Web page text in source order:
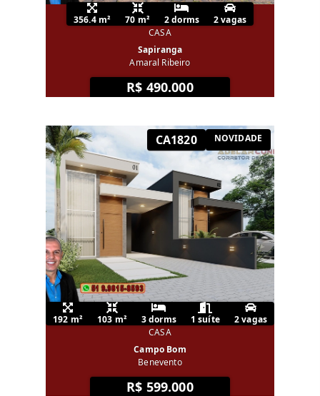
356.4 m² 70 m² 2 dorms
2 vagas
CASA
Sapiranga
Amaral Ribeiro
R$ 490.000
CA1820 NOVIDADE
192 m² 103 m² 3 dorms 1 suíte
2 vagas
CASA
Campo Bom
Benevento
R$ 599.000